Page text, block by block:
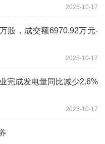
2025-10-17
股，成交额6970.92万元-
2025-10-17
完成发电量同比减少2.6%
2025-10-17